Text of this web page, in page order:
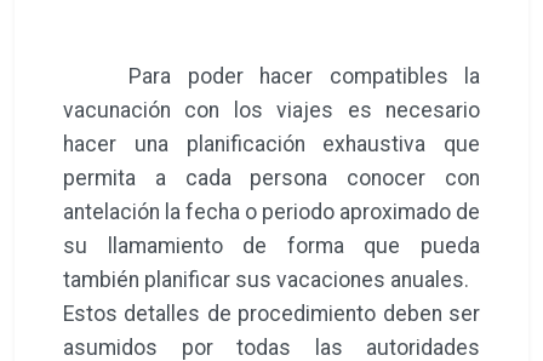
Para poder hacer compatibles la
vacunación con los viajes es necesario
hacer una planificación exhaustiva que
permita a cada persona conocer con
antelación la fecha o periodo aproximado de
su llamamiento de forma que pueda
también planificar sus vacaciones anuales.
Estos detalles de procedimiento deben ser
asumidos por todas las autoridades